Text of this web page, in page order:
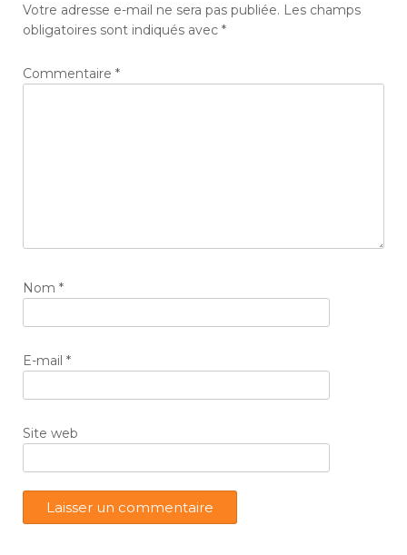
Votre adresse e-mail ne sera pas publiée. Les champs
obligatoires sont indiqués avec *
Commentaire *
Nom *
E-mail *
Site web